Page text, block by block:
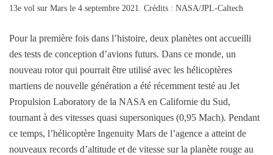
13e vol sur Mars le 4 septembre 2021. Crédits : NASA/JPL-Caltech
Pour la première fois dans l’histoire, deux planètes ont accueilli
des tests de conception d’avions futurs. Dans ce monde, un
nouveau rotor qui pourrait être utilisé avec les hélicoptères
martiens de nouvelle génération a été récemment testé au Jet
Propulsion Laboratory de la NASA en Californie du Sud,
tournant à des vitesses quasi supersoniques (0,95 Mach). Pendant
ce temps, l’hélicoptère Ingenuity Mars de l’agence a atteint de
nouveaux records d’altitude et de vitesse sur la planète rouge au